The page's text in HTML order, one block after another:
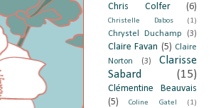
Chris Colfer (6)
Christelle Dabos (1)
Chrystel Duchamp (3)
Claire Favan (5) Claire
Norton
(3)
Clarisse
Sabard
(15)
Clémentine Beauvais
(5)
Coline Gatel (1)